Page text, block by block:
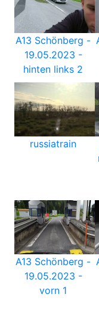
A13 Schönberg -
19.05.2023 -
hinten links 2
russiatrain
A13 Schönberg -
19.05.2023 -
vorn 1